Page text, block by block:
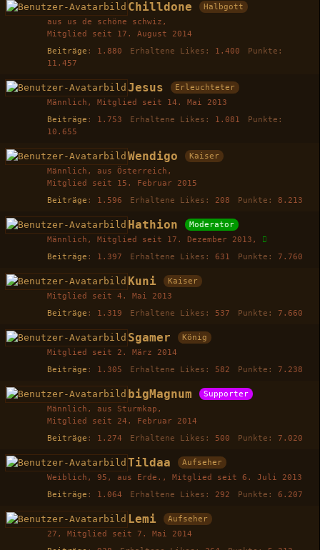
Chilldone
Halbgott
aus us de schöne schwiz
Mitglied seit 17. August 2014
Beiträge
1.880 Erhaltene Likes 1.400
Punkte
11.457
Jesus
Erleuchteter
Männlich
Mitglied seit 14. Mai 2013
Beiträge
1.753 Erhaltene Likes 1.081
Punkte
10.655
Wendigo
Kaiser
Männlich
aus Österreich
Mitglied seit 15. Februar 2015
Beiträge
1.596 Erhaltene Likes 208 Punkte 8.213
Hathion
Moderator
Männlich
Mitglied seit 17. Dezember 2013
Beiträge
1.397 Erhaltene Likes 631 Punkte 7.760
Kuni
Kaiser
Mitglied seit 4. Mai 2013
Beiträge
1.319 Erhaltene Likes 537 Punkte 7.660
Sgamer
König
Mitglied seit 2. März 2014
Beiträge
1.305 Erhaltene Likes 582 Punkte 7.238
bigMagnum
Supporter
Männlich
aus Sturmkap
Mitglied seit 24. Februar 2014
Beiträge
1.274 Erhaltene Likes 500 Punkte 7.020
Tildaa
Aufseher
Weiblich
95 aus Erde.
Mitglied seit 6. Juli 2013
Beiträge
1.064 Erhaltene Likes 292 Punkte 6.207
Lemi
Aufseher
27
Mitglied seit 7. Mai 2014